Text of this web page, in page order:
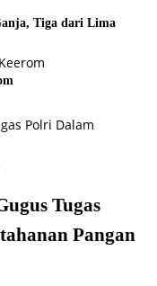
Tiga dari Lima
Tugas
Pangan